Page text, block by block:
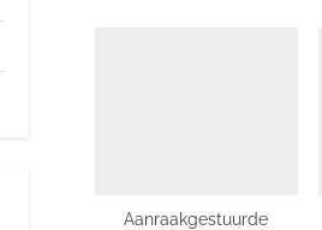
Aanraakgestuurde